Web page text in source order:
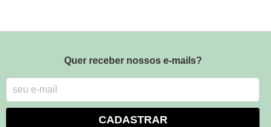
Quer receber nossos e-mails?
CADASTRAR